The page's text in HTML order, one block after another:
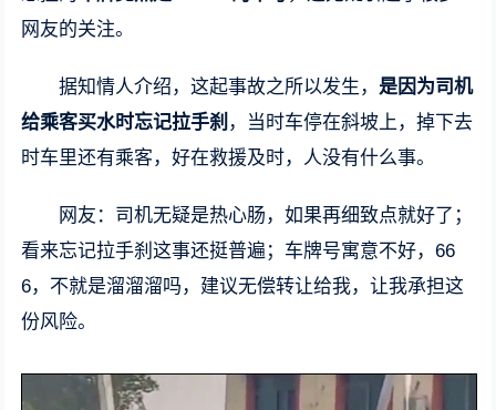
网友的关注。
据知情人介绍，这起事故之所以发生， 是因为司机
给乘客买水时忘记拉手刹 ，当时车停在斜坡上，掉下去
时车里还有乘客，好在救援及时，人没有什么事。
网友：司机无疑是热心肠，如果再细致点就好了；
看来忘记拉手刹这事还挺普遍；车牌号寓意不好，66
6，不就是溜溜溜吗，建议无偿转让给我，让我承担这
份风险。